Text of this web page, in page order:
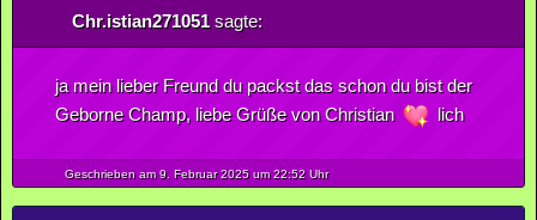
Chr.istian271051sagte:
ja mein lieber Freund du packst das schon du bist der
Geborne Champ, liebe Grüße von Christian
lich
Geschrieben am 9. Februar2025um 22:52 Uhr